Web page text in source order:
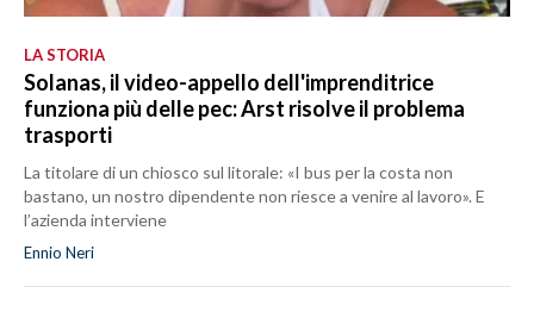
LA STORIA
Solanas, il video-appello dell'imprenditrice
funziona più delle pec: Arst risolve il problema
trasporti
La titolare di un chiosco sul litorale: «I bus per la costa non
bastano, un nostro dipendente non riesce a venire al lavoro». E
l’azienda interviene
Ennio Neri